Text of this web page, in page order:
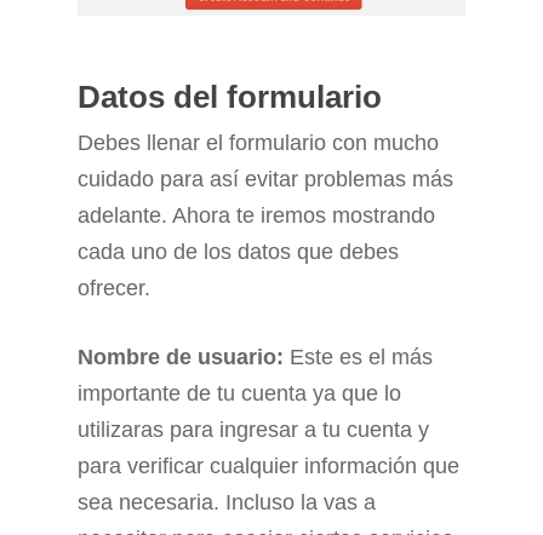
Datos del formulario
Debes llenar el formulario con mucho
cuidado para así evitar problemas más
adelante. Ahora te iremos mostrando
cada uno de los datos que debes
ofrecer.
Nombre de usuario: Este es el más
importante de tu cuenta ya que lo
utilizaras para ingresar a tu cuenta y
para verificar cualquier información que
sea necesaria. Incluso la vas a